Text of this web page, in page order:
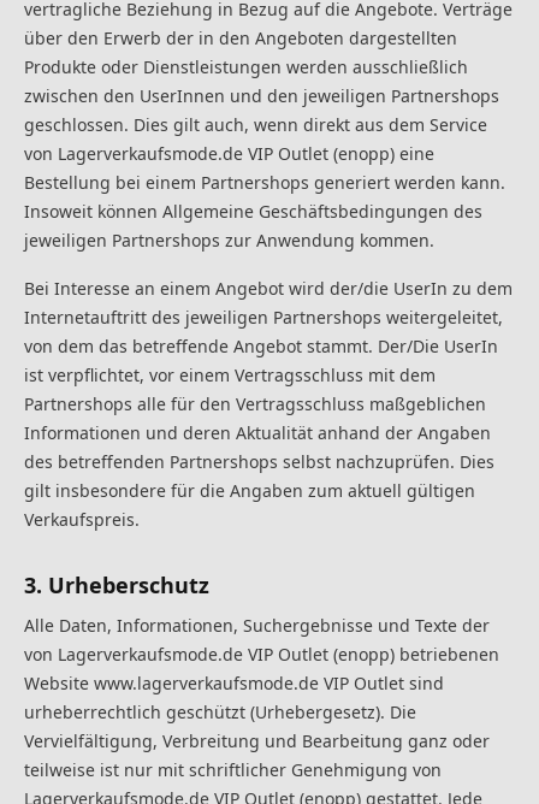
vertragliche Beziehung in Bezug auf die Angebote. Verträge
über den Erwerb der in den Angeboten dargestellten
Produkte oder Dienstleistungen werden ausschließlich
zwischen den UserInnen und den jeweiligen Partnershops
geschlossen. Dies gilt auch, wenn direkt aus dem Service
von Lagerverkaufsmode.de VIP Outlet (enopp) eine
Bestellung bei einem Partnershops generiert werden kann.
Insoweit können Allgemeine Geschäftsbedingungen des
jeweiligen Partnershops zur Anwendung kommen.
Bei Interesse an einem Angebot wird der/die UserIn zu dem
Internetauftritt des jeweiligen Partnershops weitergeleitet,
von dem das betreffende Angebot stammt. Der/Die UserIn
ist verpflichtet, vor einem Vertragsschluss mit dem
Partnershops alle für den Vertragsschluss maßgeblichen
Informationen und deren Aktualität anhand der Angaben
des betreffenden Partnershops selbst nachzuprüfen. Dies
gilt insbesondere für die Angaben zum aktuell gültigen
Verkaufspreis.
3. Urheberschutz
Alle Daten, Informationen, Suchergebnisse und Texte der
von Lagerverkaufsmode.de VIP Outlet (enopp) betriebenen
Website www.lagerverkaufsmode.de VIP Outlet sind
urheberrechtlich geschützt (Urhebergesetz). Die
Vervielfältigung, Verbreitung und Bearbeitung ganz oder
teilweise ist nur mit schriftlicher Genehmigung von
Lagerverkaufsmode.de VIP Outlet (enopp) gestattet. Jede